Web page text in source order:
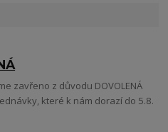
zavřeno z důvodu DOVOLENÁ
které k nám dorazí do 5.8.